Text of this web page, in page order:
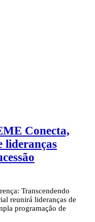
Conecta,
lideranças
Transcendendo
reunirá lideranças de
programação de